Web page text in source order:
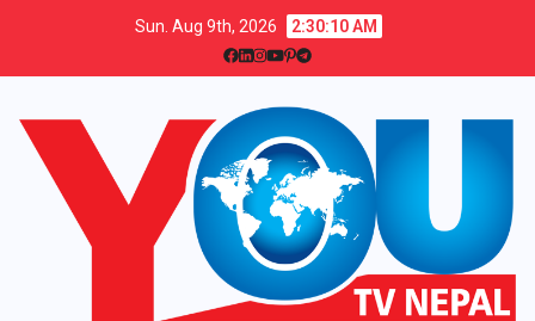
Sun. Aug 9th, 2026 2:30:11 AM